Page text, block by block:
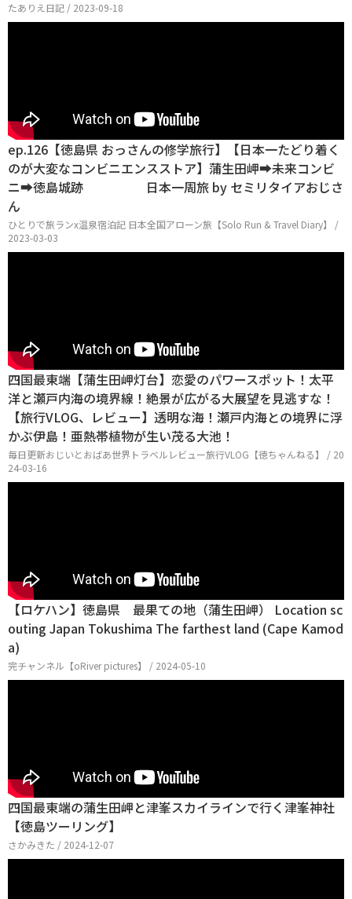
たありえ日記 / 2023-09-18
ep.126【徳島県 おっさんの修学旅行】【日本一たどり着く
のが大変なコンビニエンスストア】蒲生田岬➡未来コンビ
ニ➡徳島城跡 日本一周旅 by セミリタイアおじさ
ん
ひとりで旅ランx温泉宿泊記 日本全国アローン旅【Solo Run & Travel Diary】 /
2023-03-03
四国最東端【蒲生田岬灯台】恋愛のパワースポット！太平
洋と瀬戸内海の境界線！絶景が広がる大展望を見逃すな！
【旅行VLOG、レビュー】透明な海！瀬戸内海との境界に浮
かぶ伊島！亜熱帯植物が生い茂る大池！
毎日更新おじいとおばあ世界トラベルレビュー旅行VLOG【徳ちゃんねる】 / 20
24-03-16
【ロケハン】徳島県 最果ての地（蒲生田岬） Location sc
outing Japan Tokushima The farthest land (Cape Kamod
a)
完チャンネル【oRiver pictures】 / 2024-05-10
四国最東端の蒲生田岬と津峯スカイラインで行く津峯神社
【徳島ツーリング】
さかみきた / 2024-12-07